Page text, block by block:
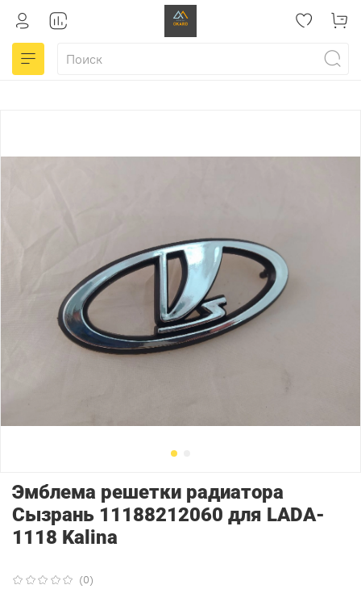
(0)
Эмблема решетки радиатора
Сызрань 11188212060 для LADA-
1118 Kalina